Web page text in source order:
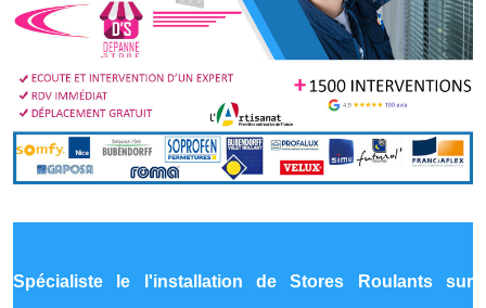
Spécialiste le l'installation de Stores Roulants sur